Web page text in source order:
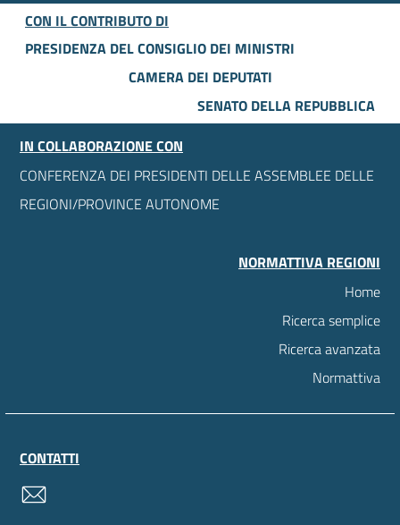
CON IL CONTRIBUTO DI
PRESIDENZA DEL CONSIGLIO DEI MINISTRI
CAMERA DEI DEPUTATI
SENATO DELLA REPUBBLICA
IN COLLABORAZIONE CON
CONFERENZA DEI PRESIDENTI DELLE ASSEMBLEE DELLE
REGIONI/PROVINCE AUTONOME
NORMATTIVA REGIONI
Home
Ricerca semplice
Ricerca avanzata
Normattiva
CONTATTI